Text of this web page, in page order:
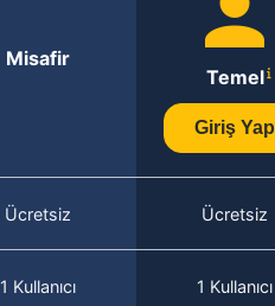
Misafir
Temel
Giriş Yap
Ücretsiz Ücretsiz
1 Kullanıcı 1 Kullanıcı